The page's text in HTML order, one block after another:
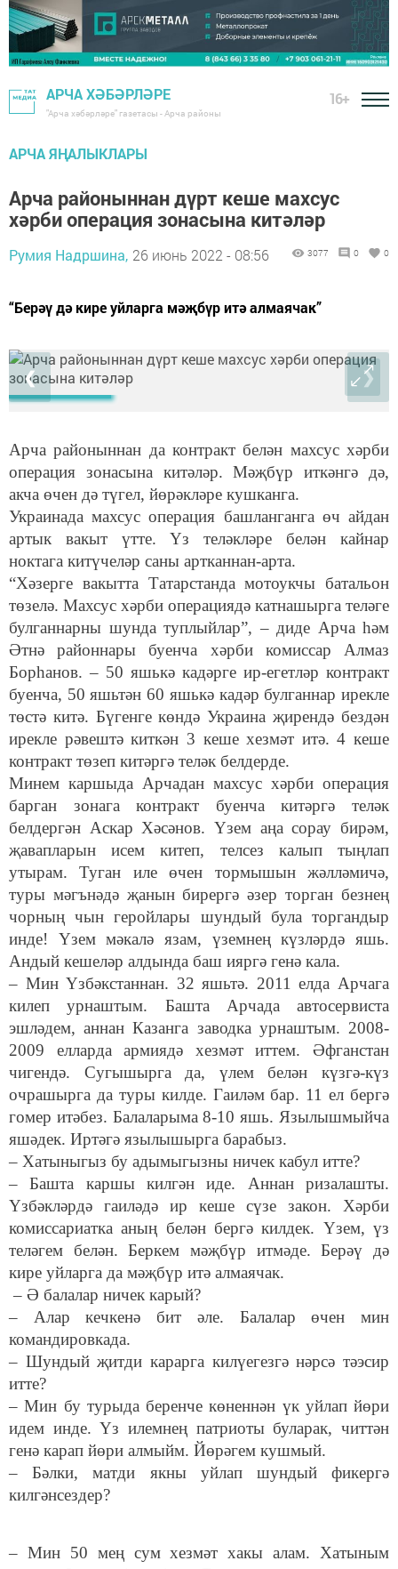
АРЧА ХӘБӘРЛӘРЕ
"Арча хәбәрләре" газетасы - Арча районы
16+
АРЧА ЯҢАЛЫКЛАРЫ
Арча районыннан дүрт кеше махсус
хәрби операция зонасына китәләр
Румия Надршина, 26 июнь 2022 - 08:56 3077 0 0
“Берәү дә кире уйларга мәҗбүр итә алмаячак”
❮ ❯
Арча районыннан да контракт белән махсус хәрби
операция зонасына китәләр. Мәҗбүр иткәнгә дә,
акча өчен дә түгел, йөрәкләре кушканга.
Украинада махсус операция башланганга өч айдан
артык вакыт үтте. Үз теләкләре белән кайнар
ноктага китүчеләр саны артканнан-арта.
“Хәзерге вакытта Татарстанда мотоукчы батальон
төзелә. Махсус хәрби операциядә катнашырга теләге
булганнарны шунда туплыйлар”, – диде Арча һәм
Әтнә районнары буенча хәрби комиссар Алмаз
Борһанов. – 50 яшькә кадәрге ир-егетләр контракт
буенча, 50 яшьтән 60 яшькә кадәр булганнар ирекле
төстә китә. Бүгенге көндә Украина җирендә бездән
ирекле рәвештә киткән 3 кеше хезмәт итә. 4 кеше
контракт төзеп китәргә теләк белдерде.
Минем каршыда Арчадан махсус хәрби операция
барган зонага контракт буенча китәргә теләк
белдергән Аскар Хәсәнов. Үзем аңа сорау бирәм,
җавапларын исем китеп, телсез калып тыңлап
утырам. Туган иле өчен тормышын жәлләмичә,
туры мәгънәдә җанын бирергә әзер торган безнең
чорның чын геройлары шундый була торгандыр
инде! Үзем мәкалә язам, үземнең күзләрдә яшь.
Андый кешеләр алдында баш ияргә генә кала.
– Мин Үзбәкстаннан. 32 яшьтә. 2011 елда Арчага
килеп урнаштым. Башта Арчада автосервиста
эшләдем, аннан Казанга заводка урнаштым. 2008-
2009 елларда армиядә хезмәт иттем. Әфганстан
чигендә. Сугышырга да, үлем белән күзгә-күз
очрашырга да туры килде. Гаиләм бар. 11 ел бергә
гомер итәбез. Балаларыма 8-10 яшь. Язылышмыйча
яшәдек. Иртәгә язылышырга барабыз.
– Хатыныгыз бу адымыгызны ничек кабул итте?
– Башта каршы килгән иде. Аннан ризалашты.
Үзбәкләрдә гаиләдә ир кеше сүзе закон. Хәрби
комиссариатка аның белән бергә килдек. Үзем, үз
теләгем белән. Беркем мәҗбүр итмәде. Берәү дә
кире уйларга да мәҗбүр итә алмаячак.
– Ә балалар ничек карый?
– Алар кечкенә бит әле. Балалар өчен мин
командировкада.
– Шундый җитди карарга килүегезгә нәрсә тәэсир
итте?
– Мин бу турыда беренче көненнән үк уйлап йөри
идем инде. Үз илемнең патриоты буларак, читтән
генә карап йөри алмыйм. Йөрәгем кушмый.
– Бәлки, матди якны уйлап шундый фикергә
килгәнсездер?
– Мин 50 мең сум хезмәт хакы алам. Хатыным